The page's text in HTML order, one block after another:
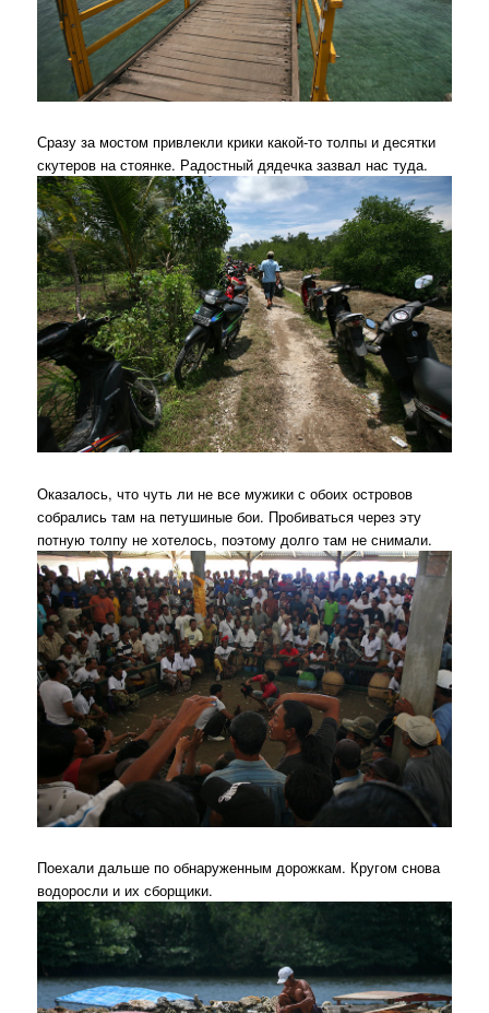
Сразу за мостом привлекли крики какой-то толпы и десятки
скутеров на стоянке. Радостный дядечка зазвал нас туда.
Оказалось, что чуть ли не все мужики с обоих островов
собрались там на петушиные бои. Пробиваться через эту
потную толпу не хотелось, поэтому долго там не снимали.
Поехали дальше по обнаруженным дорожкам. Кругом снова
водоросли и их сборщики.